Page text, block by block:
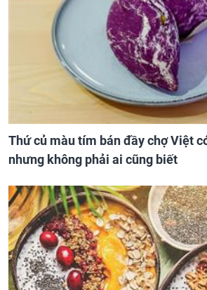
Thứ củ màu tím bán đầy chợ Việt
nhưng không phải ai cũng biết